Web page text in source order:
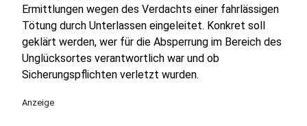
Ermittlungen wegen des Verdachts einer fahrlässigen
Tötung durch Unterlassen eingeleitet. Konkret soll
geklärt werden, wer für die Absperrung im Bereich des
Unglücksortes verantwortlich war und ob
Sicherungspflichten verletzt wurden.
Anzeige